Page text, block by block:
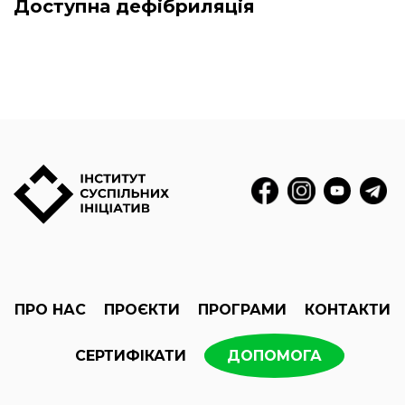
Доступна дефібриляція
ПРО НАС ПРОЄКТИ ПРОГРАМИ КОНТАКТИ
СЕРТИФІКАТИ ДОПОМОГА